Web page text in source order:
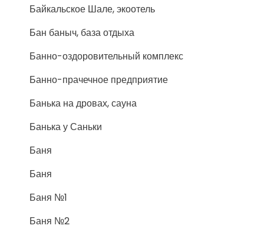
Байкальское Шале, экоотель
Бан баныч, база отдыха
Банно-оздоровительный комплекс
Банно-прачечное предприятие
Банька на дровах, сауна
Банька у Саньки
Баня
Баня
Баня №1
Баня №2